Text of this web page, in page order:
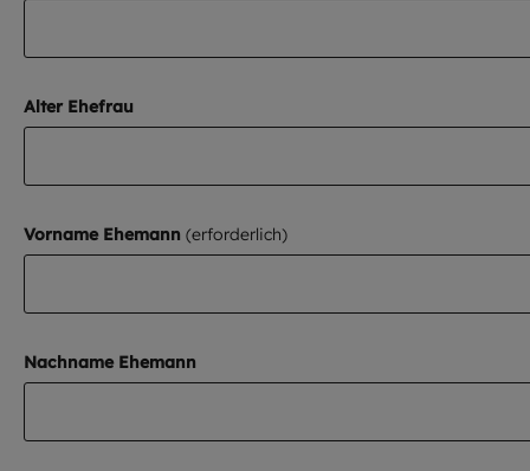
Alter Ehefrau
Vorname Ehemann
Nachname Ehemann